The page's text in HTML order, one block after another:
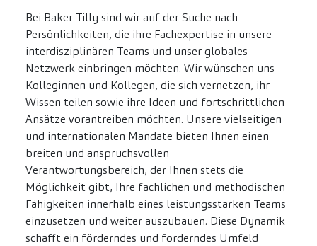
Bei Baker Tilly sind wir auf der Suche nach
Persönlichkeiten, die ihre Fachexpertise in unsere
interdisziplinären Teams und unser globales
Netzwerk einbringen möchten. Wir wünschen uns
Kolleginnen und Kollegen, die sich vernetzen, ihr
Wissen teilen sowie ihre Ideen und fortschrittlichen
Ansätze vorantreiben möchten. Unsere vielseitigen
und internationalen Mandate bieten Ihnen einen
breiten und anspruchsvollen
Verantwortungsbereich, der Ihnen stets die
Möglichkeit gibt, Ihre fachlichen und methodischen
Fähigkeiten innerhalb eines leistungsstarken Teams
einzusetzen und weiter auszubauen. Diese Dynamik
schafft ein förderndes und forderndes Umfeld